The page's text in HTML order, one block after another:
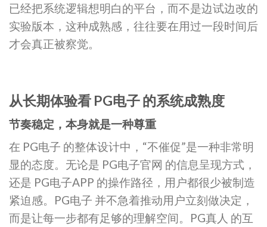
已经把系统逻辑想明白的平台，而不是边试边改的
实验版本，这种成熟感，往往要在用过一段时间后
才会真正被察觉。
从长期体验看 PG电子 的系统成熟度
节奏稳定，本身就是一种尊重
在 PG电子 的整体设计中，“不催促”是一种非常明
显的态度。无论是 PG电子官网 的信息呈现方式，
还是 PG电子APP 的操作路径，用户都很少被制造
紧迫感。PG电子 并不急着推动用户立刻做决定，
而是让每一步都有足够的理解空间。PG真人 的互